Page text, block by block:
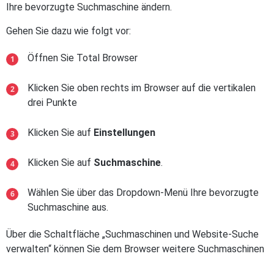
Ihre bevorzugte Suchmaschine ändern.
Gehen Sie dazu wie folgt vor:
Öffnen Sie Total Browser
Klicken Sie oben rechts im Browser auf die vertikalen
drei Punkte
Klicken Sie auf Einstellungen
Klicken Sie auf Suchmaschine.
Wählen Sie über das Dropdown-Menü Ihre bevorzugte
Suchmaschine aus.
Über die Schaltfläche „Suchmaschinen und Website-Suche
verwalten“ können Sie dem Browser weitere Suchmaschinen